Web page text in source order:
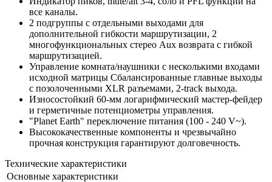
все каналы.
2 подгруппы с отдельными выходами для
дополнительной гибкости маршрутизации, 2
многофункциональных стерео Aux возврата с гибкой
маршрутизацией.
Управление комната/наушники с несколькими входами
исходной матрицы Сбалансированные главные выходы
с позолоченными XLR разъемами, 2-track выхода.
Износостойкий 60-мм логарифмический мастер-фейдер
и герметичные потенциометры управления.
"Planet Earth" переключение питания (100 - 240 V~).
Высококачественные компоненты и чрезвычайно
прочная конструкция гарантируют долговечность.
Технические характеристики
Основные характеристики